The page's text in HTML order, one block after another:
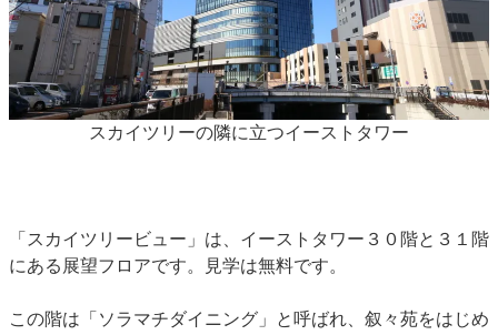
スカイツリーの隣に立つイーストタワー
「スカイツリービュー」は、イーストタワー３０階と３１階
にある展望フロアです。見学は無料です。
この階は「ソラマチダイニング」と呼ばれ、叙々苑をはじめ